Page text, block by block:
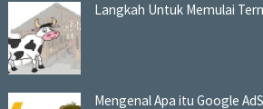
Langkah Untuk Memulai
Mengenal Apa itu Google